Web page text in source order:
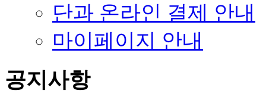
단과 온라인 결제 안내
마이페이지 안내
공지사항